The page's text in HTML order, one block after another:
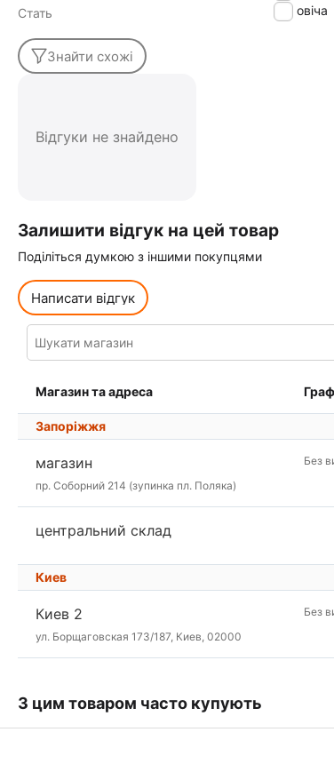
Стать
Чоловіча
Знайти схожі
Відгуки не знайдено
Залишити відгук на цей товар
Поділіться думкою з іншими покупцями
Написати відгук
Магазин та адреса
Запоріжжя
магазин
пр. Соборний 214 (зупинка пл. Поляка)
Без
центральний склад
Киев
Киев 2
ул. Борщаговская 173/187, Киев, 02000
Без
З цим товаром часто купують